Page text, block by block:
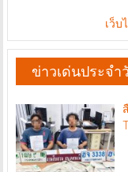
เว็บ
ข่าวเด่นประจำ